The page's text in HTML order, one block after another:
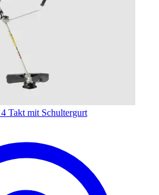
Takt mit Schultergurt